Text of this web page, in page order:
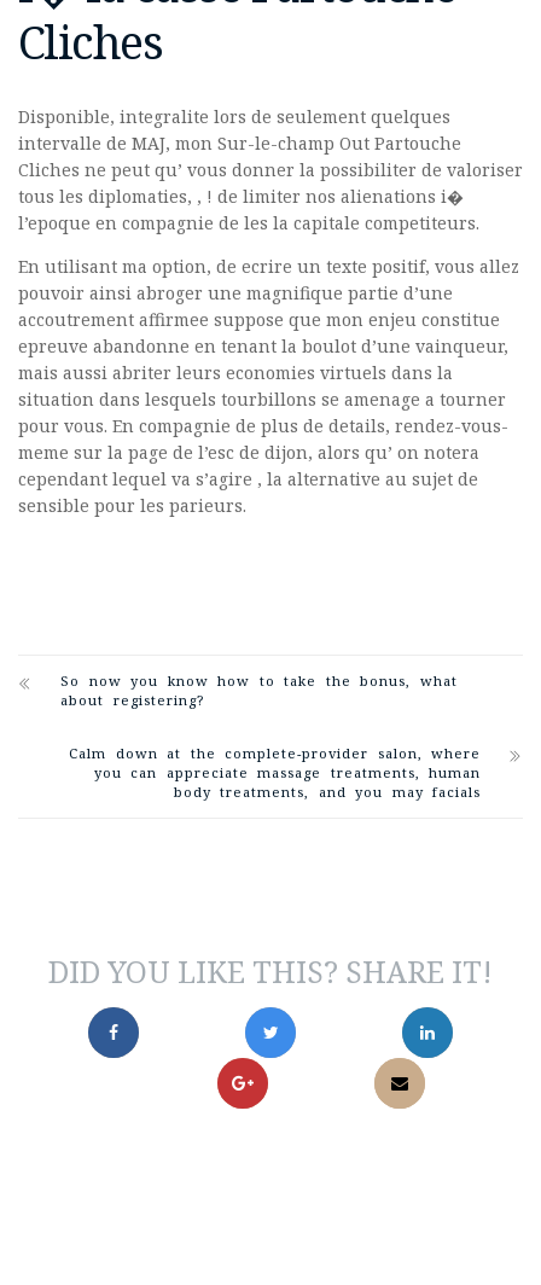
Cliches
Disponible, integralite lors de seulement quelques
intervalle de MAJ, mon Sur-le-champ Out Partouche
Cliches ne peut qu’ vous donner la possibiliter de valoriser
tous les diplomaties, , ! de limiter nos alienations i�
l’epoque en compagnie de les la capitale competiteurs.
En utilisant ma option, de ecrire un texte positif, vous allez
pouvoir ainsi abroger une magnifique partie d’une
accoutrement affirmee suppose que mon enjeu constitue
epreuve abandonne en tenant la boulot d’une vainqueur,
mais aussi abriter leurs economies virtuels dans la
situation dans lesquels tourbillons se amenage a tourner
pour vous. En compagnie de plus de details, rendez-vous-
meme sur la page de l’esc de dijon, alors qu’ on notera
cependant lequel va s’agire , la alternative au sujet de
sensible pour les parieurs.
So now you know how to take the bonus, what
about registering?
Calm down at the complete-provider salon, where
you can appreciate massage treatments, human
body treatments, and you may facials
DID YOU LIKE THIS? SHARE IT!